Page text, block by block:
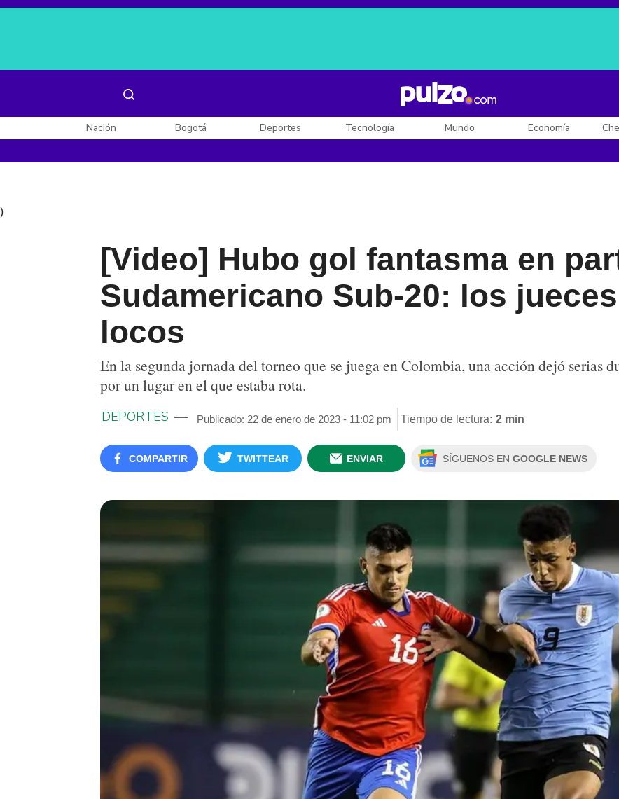
Posesión de De la Espriella
Nación Bogotá Deportes Tecnología Mundo Economía
)
[Video] Hubo gol fantasma en
Sudamericano Sub-20: los
locos
En la segunda jornada del torneo que se juega en Colombia, una acción dejó serias
por un lugar en el que estaba rota.
DEPORTES Publicado: 22 de enero de 2023 - 11:02 pm Tiempo de lectura: 2 min
COMPARTIR TWITTEAR ENVIAR SÍGUENOS EN GOOGLE NEWS